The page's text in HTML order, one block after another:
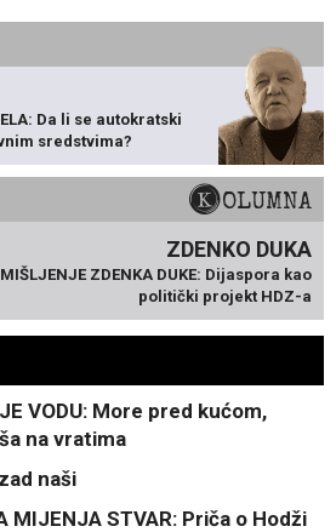
Da li se autokratski
sredstvima?
KOLUMNA
ZDENKO DUKA
MIŠLJENJE ZDENKA DUKE: Dijaspora kao
politički projekt HDZ-a
VODU: More pred kućom,
na vratima
naši
MIJENJA STVAR: Priča o Hodži